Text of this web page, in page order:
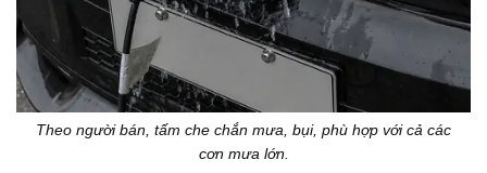
Theo người bán, tấm che chắn mưa, bụi, phù hợp với cả các
cơn mưa lớn.